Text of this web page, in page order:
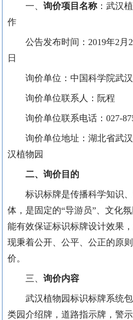
一、 询价项目名称 ：武汉
作
公告发布时间：2019年2月
日
询价单位：中国科学院武
询价单位联系人：阮程
询价单位联系电话：027-
询价单位地址：湖北省武汉
汉植物园
二、询价目的
标识标牌是传播科学知识、
体，是固定的“导游员”、文化
能有效保证标识标牌设计效果
现秉着公开、公平、公正的原
价。
三、 询价内容
武汉植物园标识标牌系统包
类园介绍牌，道路指示牌，警